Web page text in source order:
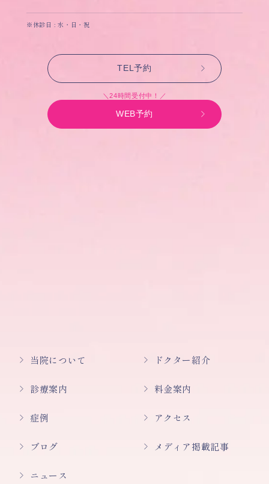
※休診日 : 水・日・祝
TEL予約
＼24時間受付中！／
WEB予約
当院について ドクター紹介
診療案内 料金案内
症例 アクセス
ブログ メディア掲載記事
ニュース